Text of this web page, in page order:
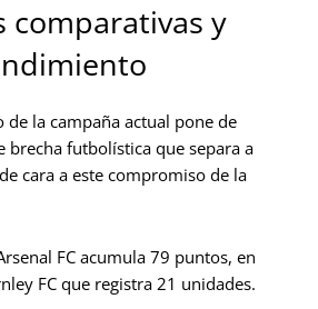
comparativas y
de la campaña actual pone de
brecha futbolística que separa a
cara a este compromiso de la
FC acumula 79 puntos, en
FC que registra 21 unidades.